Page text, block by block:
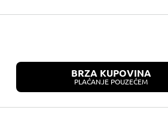
BRZA KUPOVINA
PLAĆANJE POUZEĆEM